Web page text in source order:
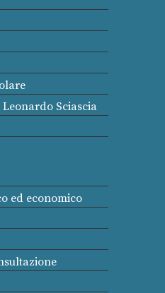
Sciascia
ed economico